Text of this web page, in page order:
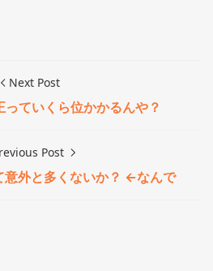
Next Post
ていくら位かかるんや？
Post
意外と多くないか？ ←なんで